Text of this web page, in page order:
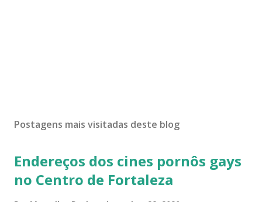
Postagens mais visitadas deste blog
Endereços dos cines pornôs gays
no Centro de Fortaleza